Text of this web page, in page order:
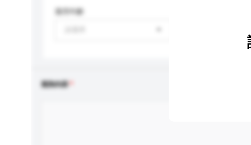
適用年齡
查詢內容